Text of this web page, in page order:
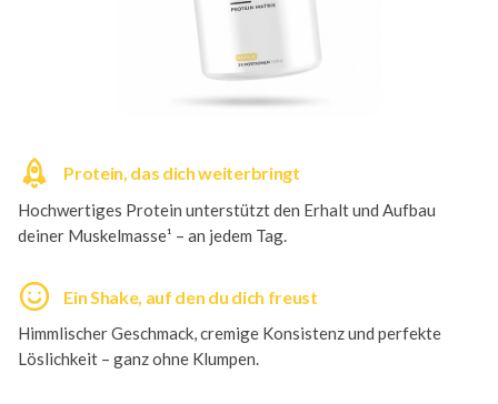
Protein, das dich weiterbringt
Hochwertiges Protein unterstützt den Erhalt und Aufbau
deiner Muskelmasse¹ – an jedem Tag.
Ein Shake, auf den du dich freust
Himmlischer Geschmack, cremige Konsistenz und perfekte
Löslichkeit – ganz ohne Klumpen.